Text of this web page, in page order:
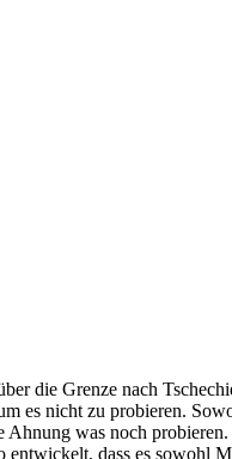
die Grenze nach
es nicht zu probieren.
was noch
dass es sowohl